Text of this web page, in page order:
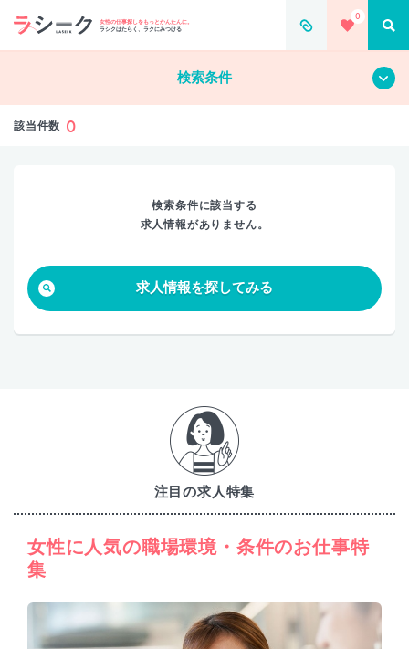
女性の仕事探しをもっとかんたんに。
ラシクはたらく、ラクにみつける
0
すべて
検索条件
該当件数 0
検索条件に該当する
求人情報がありません。
求人情報を探してみる
注目の求人特集
女性に人気の職場環境・条件のお仕事特
集